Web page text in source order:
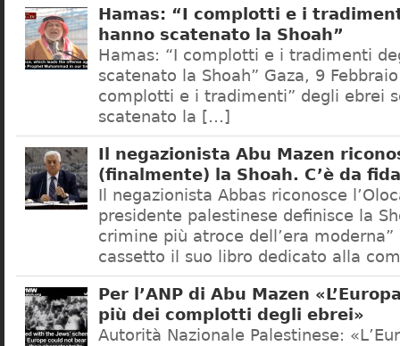
Hamas: “I complotti e i
hanno scatenato la Shoah”
Hamas: “I complotti e i tradimenti
scatenato la Shoah” Gaza, 9
complotti e i tradimenti” degli ebrei
scatenato la […]
Il negazionista Abu Mazen
(finalmente) la Shoah. C’è da
Il negazionista Abbas riconosce
presidente palestinese definisce la
crimine più atroce dell’era
cassetto il suo libro dedicato alla
Per l’ANP di Abu Mazen
più dei complotti degli ebrei»
Autorità Nazionale Palestinese: